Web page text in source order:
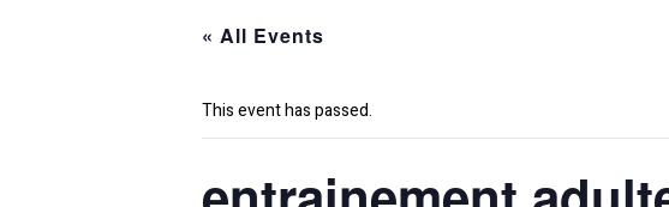
« All Events
This event has passed.